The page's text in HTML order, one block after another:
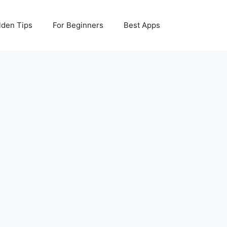
Tips For Beginners Best Apps